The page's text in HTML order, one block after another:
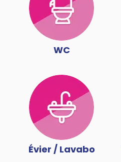
WC
Évier / Lavabo